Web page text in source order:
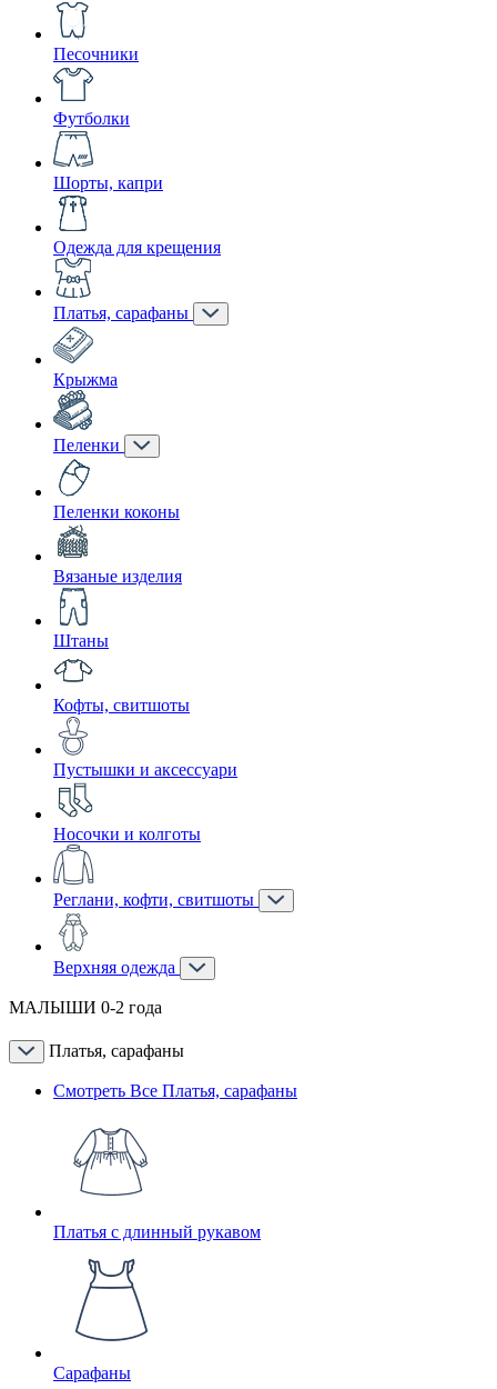
Песочники
Футболки
Шорты, капри
Одежда для крещения
Платья, сарафаны
Крыжма
Пеленки
Пеленки коконы
Вязаные изделия
Штаны
Кофты, свитшоты
Пустышки и аксессуари
Носочки и колготы
Реглани, кофти, свитшоты
Верхняя одежда
МАЛЫШИ 0-2 года
Платья, сарафаны
Смотреть Все Платья, сарафаны
Платья с длинный рукавом
Сарафаны